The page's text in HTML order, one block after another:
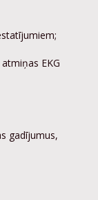
EKG
gadījumus,